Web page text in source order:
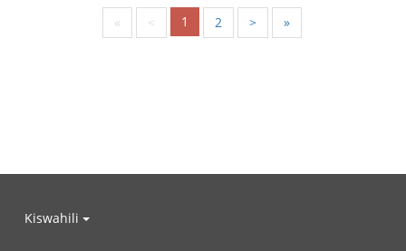
« < 1 2 > »
Kiswahili